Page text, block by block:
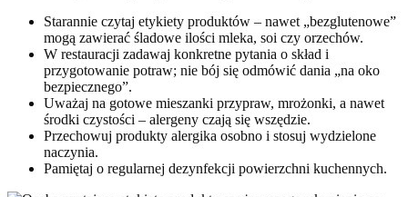
Starannie czytaj etykiety produktów – nawet „bezglutenowe”
mogą zawierać śladowe ilości mleka, soi czy orzechów.
W restauracji zadawaj konkretne pytania o skład i
przygotowanie potraw; nie bój się odmówić dania „na oko
bezpiecznego”.
Uważaj na gotowe mieszanki przypraw, mrożonki, a nawet
środki czystości – alergeny czają się wszędzie.
Przechowuj produkty alergika osobno i stosuj wydzielone
naczynia.
Pamiętaj o regularnej dezynfekcji powierzchni kuchennych.